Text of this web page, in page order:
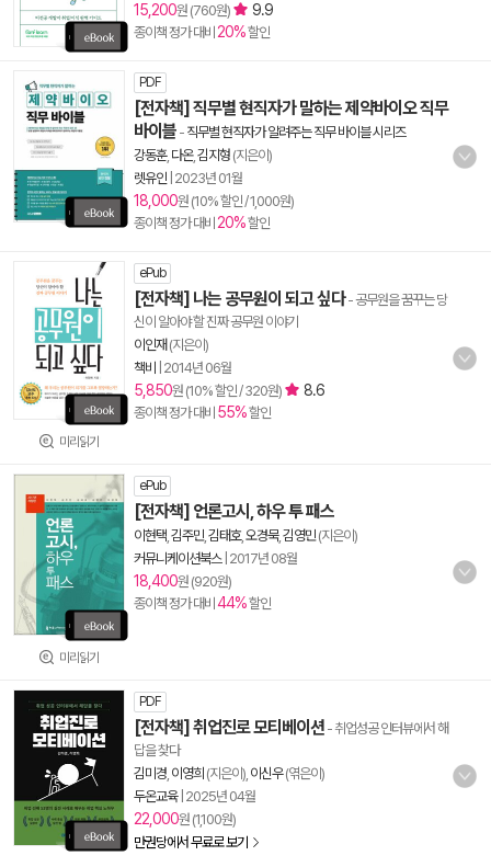
15,200원 (760원) 9.9
종이책 정가 대비 20%할인
PDF
[전자책] 직무별 현직자가 말하는 제약바이오 직무
바이블 - 직무별 현직자가 알려주는 직무 바이블 시리즈
강동훈, 다온, 김지형 (지은이)
렛유인 2023년 01월
18,000원 (10% 할인 / 1,000원)
종이책 정가 대비 20%할인
미리읽기
ePub
[전자책] 나는 공무원이 되고 싶다- 공무원을 꿈꾸는 당
신이 알아야 할 진짜 공무원 이야기
이인재 (지은이)
책비
2014년 06월
5,850원 (10% 할인 / 320원) 8.6
종이책 정가 대비 55%할인
미리읽기
ePub
[전자책] 언론고시, 하우 투 패스
이현택 김주민, 김태호, 오경묵, 김영민(지은이)
커뮤니케이션북스| 2017년 08월
18,400원 (920원)
종이책 정가 대비 44%할인
PDF
[전자책] 취업진로 모티베이션 - 취업성공 인터뷰에서 해
답을 찾다
김미경 이영희 (지은이), 이신우(엮은이)
두온교육| 2025년 04월
22,000원 (1,100원)
만권당에서 무료로 보기